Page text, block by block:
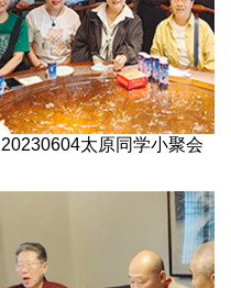
20230604太原同学小聚会